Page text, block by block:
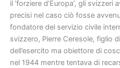
il ‘forziere d’Europa’, gli
precisi nel caso ciò fosse
fondatore del servizio civile
svizzero, Pierre Ceresole, figlio
dell’esercito ma obiettore di
nel 1944 mentre tentava di